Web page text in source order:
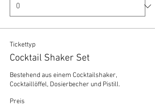
Tickettyp
Cocktail Shaker Set
Bestehend aus einem Cocktailshaker,
Cocktaillöffel, Dosierbecher und Pistill.
Preis